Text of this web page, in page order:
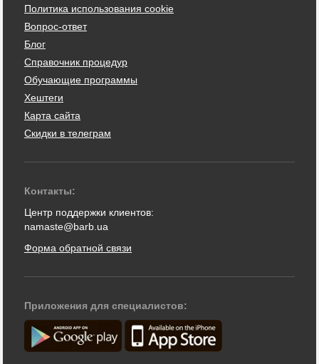
Политика использования cookie
Вопрос-ответ
Блог
Справочник процедур
Обучающие программы
Хештеги
Карта сайта
Скидки в телеграм
Контакты:
Центр поддержки клиентов:
namaste@barb.ua
Форма обратной связи
Приложения для специалистов: